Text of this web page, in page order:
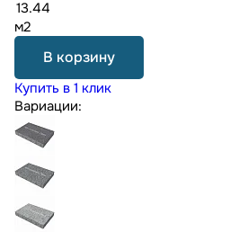
м2
В корзину
Купить в 1 клик
Вариации: